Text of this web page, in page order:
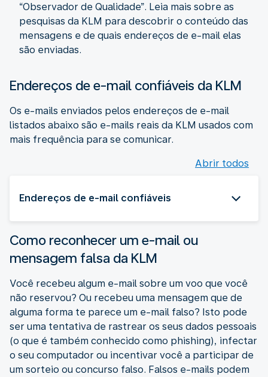
“Observador de Qualidade”. Leia mais sobre as
pesquisas da KLM para descobrir o conteúdo das
mensagens e de quais endereços de e-mail elas
são enviadas.
Endereços de e-mail confiáveis da KLM
Os e-mails enviados pelos endereços de e-mail
listados abaixo são e-mails reais da KLM usados com
mais frequência para se comunicar.
Abrir todos
Endereços de e-mail confiáveis
Como reconhecer um e-mail ou
mensagem falsa da KLM
Você recebeu algum e-mail sobre um voo que você
não reservou? Ou recebeu uma mensagem que de
alguma forma te parece um e-mail falso? Isto pode
ser uma tentativa de rastrear os seus dados pessoais
(o que é também conhecido como phishing), infectar
o seu computador ou incentivar você a participar de
um sorteio ou concurso falso. Falsos e-mails podem